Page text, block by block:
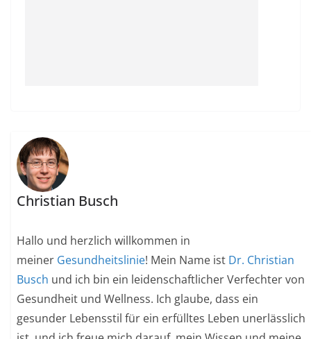
Christian Busch
Hallo und herzlich willkommen in
meiner Gesundheitslinie! Mein Name ist Dr. Christian
Busch und ich bin ein leidenschaftlicher Verfechter von
Gesundheit und Wellness. Ich glaube, dass ein
gesunder Lebensstil für ein erfülltes Leben unerlässlich